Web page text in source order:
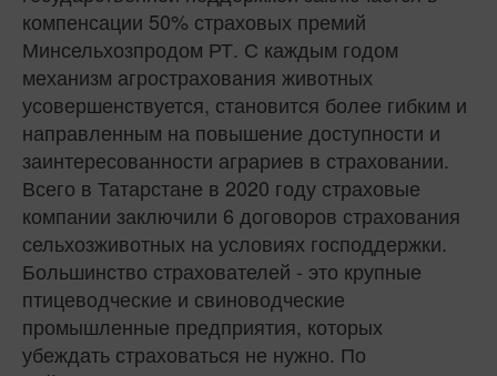
компенсации 50% страховых премий
Минсельхозпродом РТ. С каждым годом
механизм агрострахования животных
усовершенствуется, становится более гибким и
направленным на повышение доступности и
заинтересованности аграриев в страховании.
Всего в Татарстане в 2020 году страховые
компании заключили 6 договоров страхования
сельхозживотных на условиях господдержки.
Большинство страхователей - это крупные
птицеводческие и свиноводческие
промышленные предприятия, которых
убеждать страховаться не нужно. По